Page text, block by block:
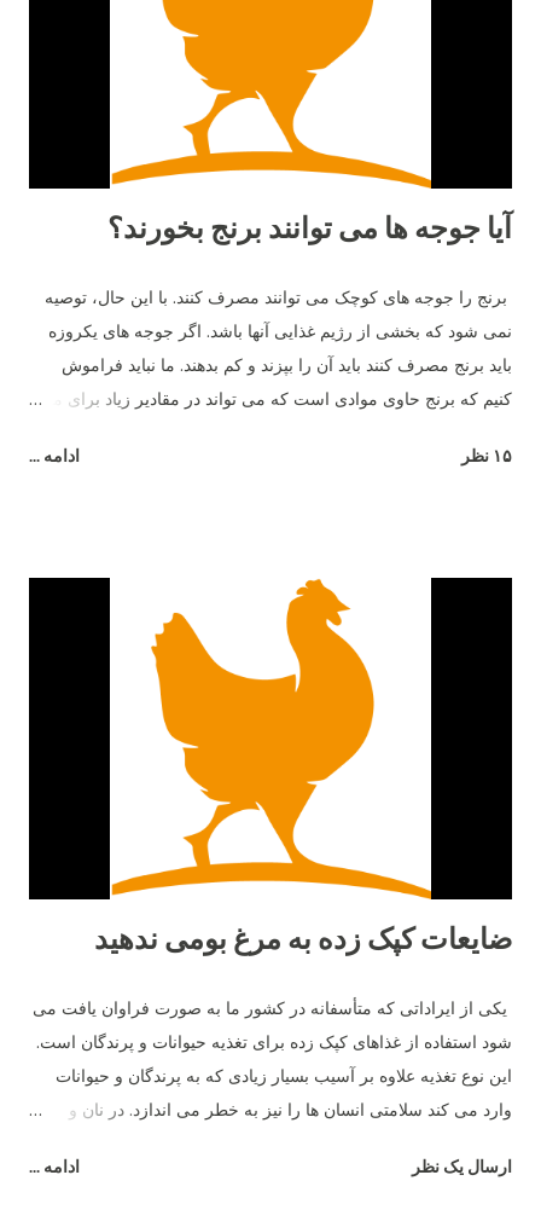
جوجه هاي خود بياموزند چه چيزهايي براي خوردن خوب و يا بد است و
از بعضي دانه هايي كه رنگ هايشان را مي شناسند و براي آن ها بد
است دوري كنند. ١٥- بهترين دوست آن ها حمام خاك است. آن ها
آیا جوجه ها می توانند برنج بخورند؟
برنج را جوجه های کوچک می توانند مصرف کنند. با این حال، توصیه
نمی شود که بخشی از رژیم غذایی آنها باشد. اگر جوجه های یکروزه
باید برنج مصرف کنند باید آن را بپزند و کم بدهند. ما نباید فراموش
کنیم که برنج حاوی موادی است که می تواند در مقادیر زیاد برای مرغ
۱۵ نظر ادامه ...
ضایعات کپک زده به مرغ بومی ندهید
یکی از ایراداتی که متأسفانه در کشور ما به صورت فراوان یافت می
شود استفاده از غذاهای کپک زده برای تغذیه حیوانات و پرندگان است.
این نوع تغذیه علاوه بر آسیب بسیار زیادی که به پرندگان و حیوانات
وارد می کند سلامتی انسان ها را نیز به خطر می اندازد. در نان و
ماده باعث آسیب شدید سیستم گوارشی پرندگان و حیوانات می شود
ارسال یک نظر ادامه ...